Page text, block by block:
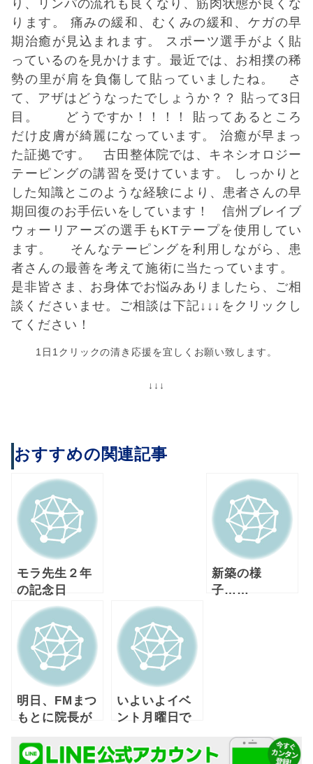
り、リンパの流れも良くなり、筋肉状態が良くな
ります。 痛みの緩和、むくみの緩和、ケガの早
期治癒が見込まれます。 スポーツ選手がよく貼
っているのを見かけます。最近では、お相撲の稀
勢の里が肩を負傷して貼っていましたね。 さ
て、アザはどうなったでしょうか？？ 貼って3日
目。
どうですか！！！！ 貼ってあるところ
だけ皮膚が綺麗になっています。 治癒が早まっ
た証拠です。 古田整体院では、キネシオロジー
テーピングの講習を受けています。 しっかりと
した知識とこのような経験により、患者さんの早
期回復のお手伝いをしています！ 信州ブレイブ
ウォーリアーズの選手もKTテープを使用してい
ます。
そんなテーピングを利用しながら、患
者さんの最善を考えて施術に当たっています。
是非皆さま、お身体でお悩みありましたら、ご相
談くださいませ。ご相談は下記↓↓↓をクリックし
てください！
1日1クリックの清き応援を宜しくお願い致します。
↓↓↓
おすすめの関連記事
モラ先生２年
の記念日
新築の様
子……
明日、FMまつ
もとに院長が
いよいよイベ
ント月曜日で